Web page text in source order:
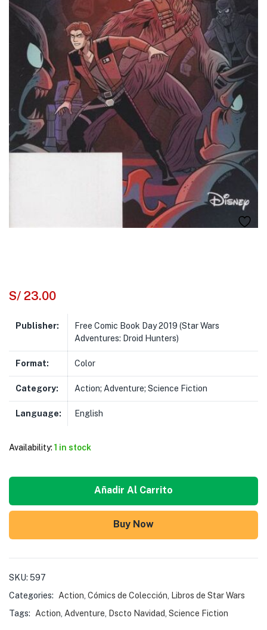
S/ 23.00
Publisher:
Free Comic Book Day 2019 (Star Wars
Adventures: Droid Hunters)
Format: Color
Category: Action; Adventure; Science Fiction
Language: English
Availability: 1 in stock
Añadir Al Carrito
Buy Now
SKU: 597
Categories:
Action Cómics de Colección
Libros de Star Wars
Tags:
Action Adventure Dscto Navidad Science Fiction